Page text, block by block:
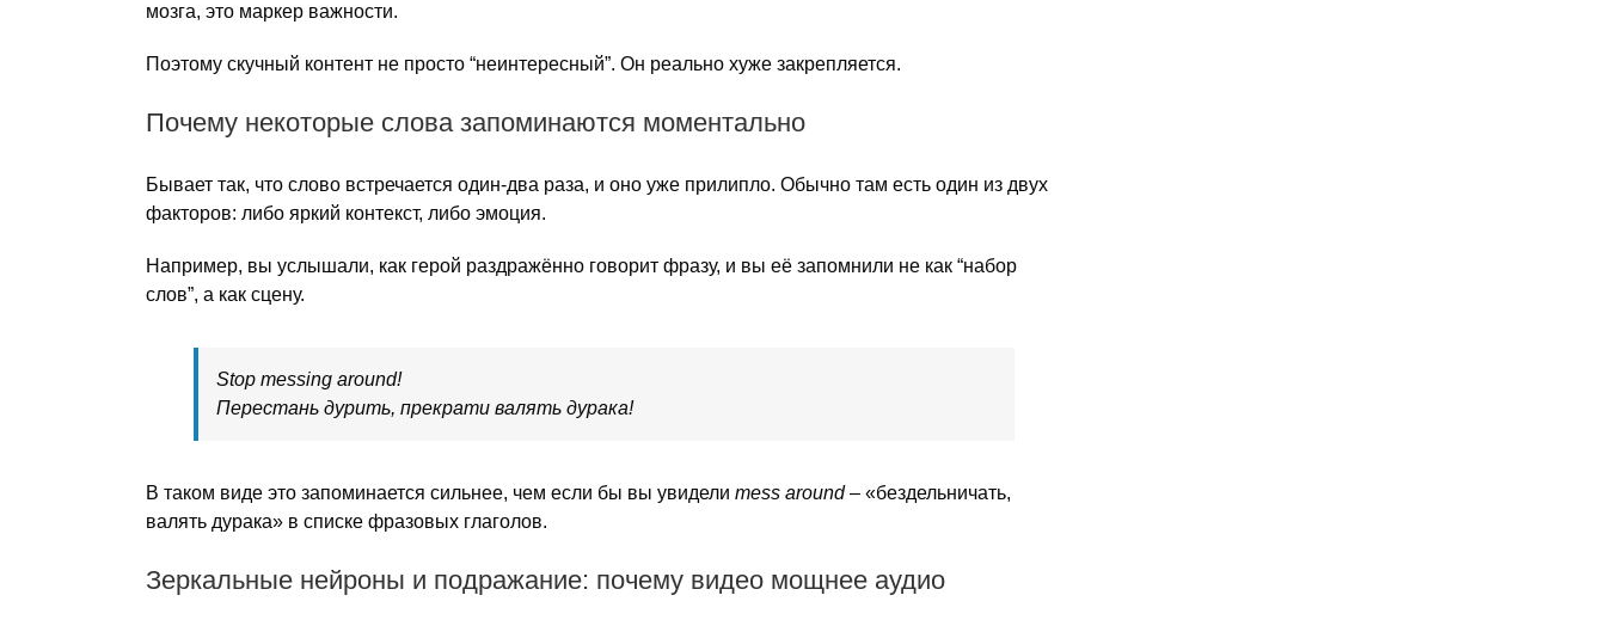
мозга, это маркер важности.
Поэтому скучный контент не просто “неинтересный”. Он реально хуже закрепляется.
Почему некоторые слова запоминаются моментально
Бывает так, что слово встречается один-два раза, и оно уже прилипло. Обычно там есть один из двух
факторов: либо яркий контекст, либо эмоция.
Например, вы услышали, как герой раздражённо говорит фразу, и вы её запомнили не как “набор
слов”, а как сцену.
Stop messing around!
Перестань дурить, прекрати валять дурака!
В таком виде это запоминается сильнее, чем если бы вы увидели mess around – «бездельничать,
валять дурака» в списке фразовых глаголов.
Зеркальные нейроны и подражание: почему видео мощнее аудио